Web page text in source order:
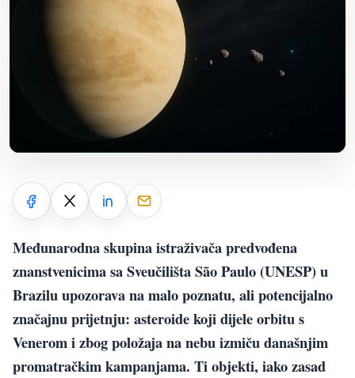
Međunarodna skupina istraživača predvođena
znanstvenicima sa Sveučilišta São Paulo (UNESP) u
Brazilu upozorava na malo poznatu, ali potencijalno
značajnu prijetnju: asteroide koji dijele orbitu s
Venerom i zbog položaja na nebu izmiču današnjim
promatračkim kampanjama. Ti objekti, iako zasad